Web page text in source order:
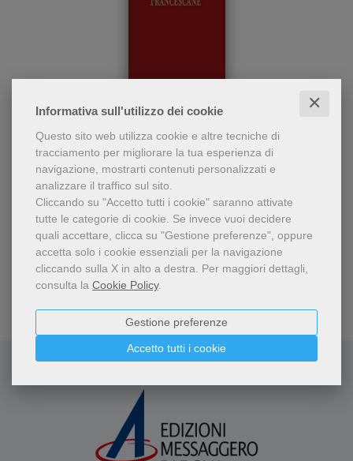
Informativa sull'utilizzo dei cookie ✕
Questo sito web utilizza cookie e altre tecniche di
tracciamento per migliorare la tua esperienza di
navigazione, mostrarti contenuti personalizzati e
analizzare il traffico sul sito.
Cliccando su "Accetto tutti i cookie" saranno attivate
tutte le categorie di cookie. Se invece vuoi decidere
quali accettare, clicca su "Gestione preferenze", oppure
accetta solo i cookie essenziali per la navigazione
cliccando sulla X in alto a destra. Per maggiori dettagli,
consulta la Cookie Policy.
Accetto tutti i cookie
Gestione preferenze
in un progetto editoriale
che, dopo le «Fonti
agiografiche», le «Fonti
liturgiche» e le «Fonti
clariane» si prefigge di
rendere accessibili al lettore
non specialista le «Fonti
normative francescane».
Fonti normative francescane
Roberto Lambertini
80,00 €